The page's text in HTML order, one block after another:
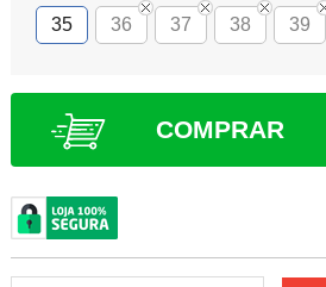
35
36 37 38 39
COMPRAR